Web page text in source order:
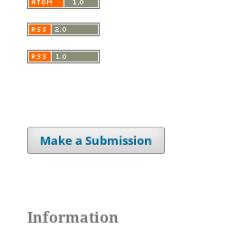
Make a Submission
Information